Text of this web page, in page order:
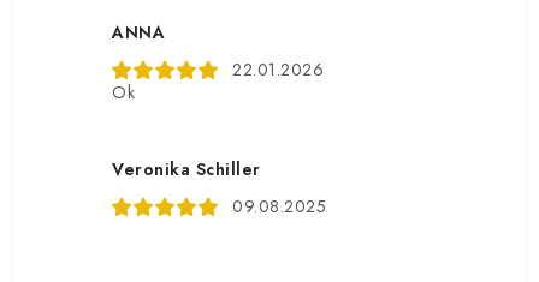
ANNA
22.01.2026
Ok
Veronika Schiller
09.08.2025